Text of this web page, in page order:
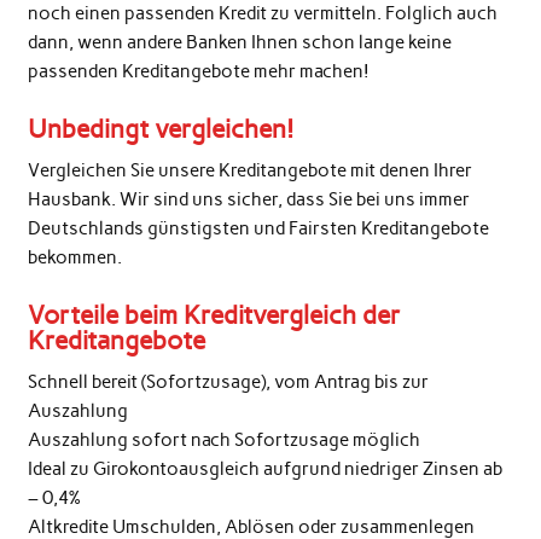
noch einen passenden Kredit zu vermitteln. Folglich auch
dann, wenn andere Banken Ihnen schon lange keine
passenden Kreditangebote mehr machen!
Unbedingt vergleichen!
Vergleichen Sie unsere Kreditangebote mit denen Ihrer
Hausbank. Wir sind uns sicher, dass Sie bei uns immer
Deutschlands günstigsten und Fairsten Kreditangebote
bekommen.
Vorteile beim Kreditvergleich der
Kreditangebote
Schnell bereit (Sofortzusage), vom Antrag bis zur
Auszahlung
Auszahlung sofort nach Sofortzusage möglich
Ideal zu Girokontoausgleich aufgrund niedriger Zinsen ab
– 0,4%
Altkredite Umschulden, Ablösen oder zusammenlegen